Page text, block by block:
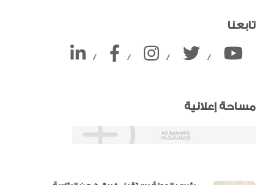
تابعنا
/ / / /
مساحة إعلانية